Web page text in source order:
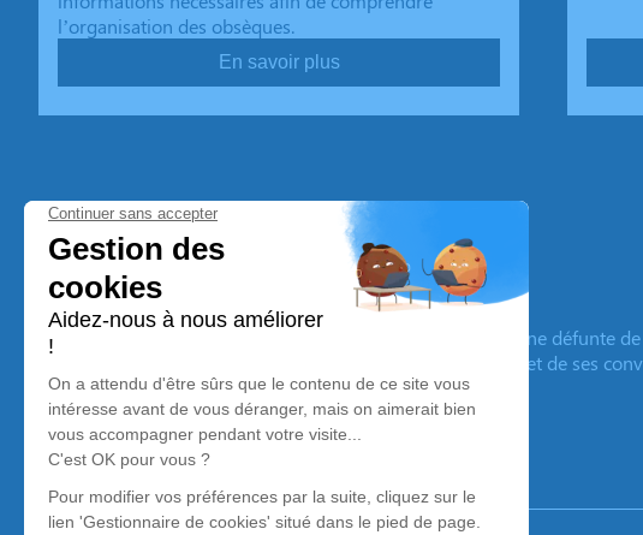
l’organisation des obsèques.
En savoir plus
Pompes Funèbres Vargas
Nos équipes vous aident à honorer la mémoire de la personne défunte
son souvenir dans le respect de ses volontés, de ses valeurs et de ses
son dernier voyage.
Notre agence
Pompes Funèbres Vargas
04 78 40 07 53